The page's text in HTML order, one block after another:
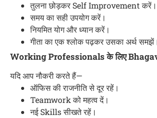
तुलना छोड़कर Self Improvement करें।
समय का सही उपयोग करें।
नियमित योग और ध्यान करें।
गीता का एक श्लोक पढ़कर उसका अर्थ समझें।
Working Professionals के लिए
यदि आप नौकरी करते हैं—
ऑफिस की राजनीति से दूर रहें।
Teamwork को महत्व दें।
नई Skills सीखते रहें।